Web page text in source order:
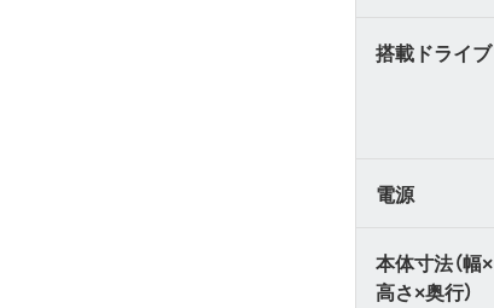
搭載ドライブ
電源
本体寸法（幅×
高さ×奥行）